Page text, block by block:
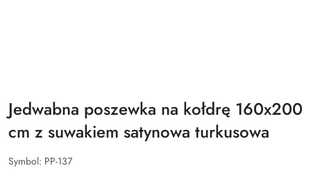
Jedwabna poszewka na kołdrę 160x200
cm z suwakiem satynowa turkusowa
Symbol: PP-137